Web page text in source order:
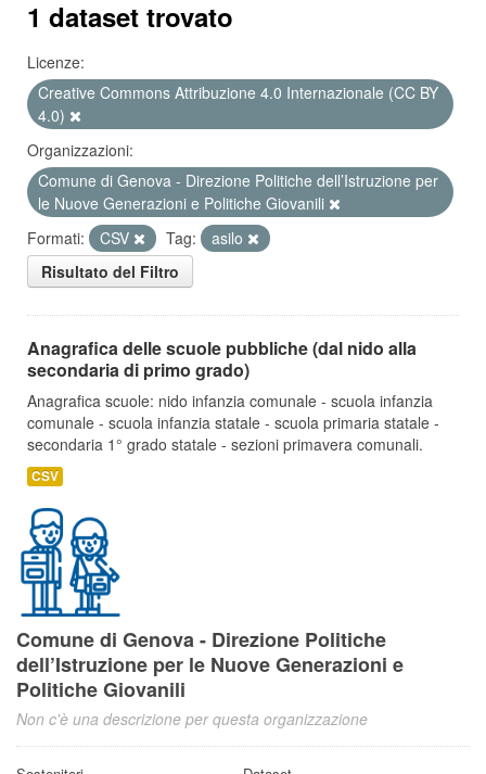
1 dataset trovato
Licenze:
Creative Commons Attribuzione 4.0 Internazionale (CC BY
4.0)
Organizzazioni:
Comune di Genova - Direzione Politiche dell’Istruzione per
le Nuove Generazioni e Politiche Giovanili
Formati:
CSV Tag:
asilo
Risultato del Filtro
Anagrafica delle scuole pubbliche (dal nido alla
secondaria di primo grado)
Anagrafica scuole: nido infanzia comunale - scuola infanzia
comunale - scuola infanzia statale - scuola primaria statale -
secondaria 1° grado statale - sezioni primavera comunali.
CSV
Comune di Genova - Direzione Politiche
dell’Istruzione per le Nuove Generazioni e
Politiche Giovanili
Non c'è una descrizione per questa organizzazione